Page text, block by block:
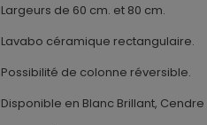
Largeurs de 60 cm. et 80 cm.
Lavabo céramique rectangulaire.
Possibilité de colonne réversible.
Disponible en Blanc Brillant,